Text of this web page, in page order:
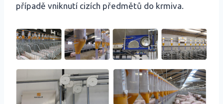
případě vniknutí cizích předmětů do krmiva.